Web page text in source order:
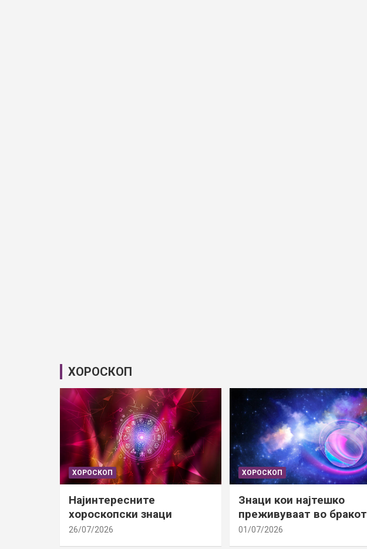
ХОРОСКОП
ХОРОСКОП
Најинтересните
хороскопски знаци
26/07/2026
ХОРОСКОП
Знаци кои најтешко
преживуваат во бракот
01/07/2026